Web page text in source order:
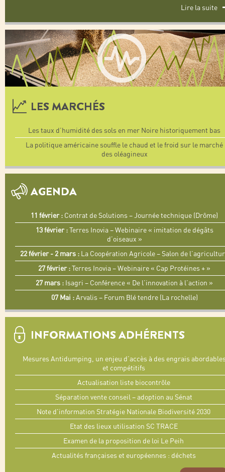
Lire la suite
LES MARCHÉS
Les taux d’humidité des sols en mer Noire historiquement bas
La politique américaine souffle le chaud et le froid sur le marché
des oléagineux
AGENDA
11 février : Contrat de Solutions – Journée technique (Drôme)
13 février :Terres Inovia – Webinaire « imitation de dégâts
d’oiseaux »
22 février - 2 mars : La Coopération Agricole – Salon de
27 février :Terres Inovia – Webinaire « Cap Protéines + »
27 mars : Isagri – Conférence « De l’innovation à l’action »
07 Mai :Arvalis – Forum Blé tendre (La rochelle)
INFORMATIONS ADHÉRENTS
Mesures Antidumping, un enjeu d’accès à des engrais
et compétitifs
Actualisation liste biocontrôle
Séparation vente conseil – adoption au Sénat
Note d'information Stratégie Nationale Biodiversité 2030
Etat des lieux utilisation SC TRACE
Examen de la proposition de loi Le Peih
Actualités françaises et européennes : déchets